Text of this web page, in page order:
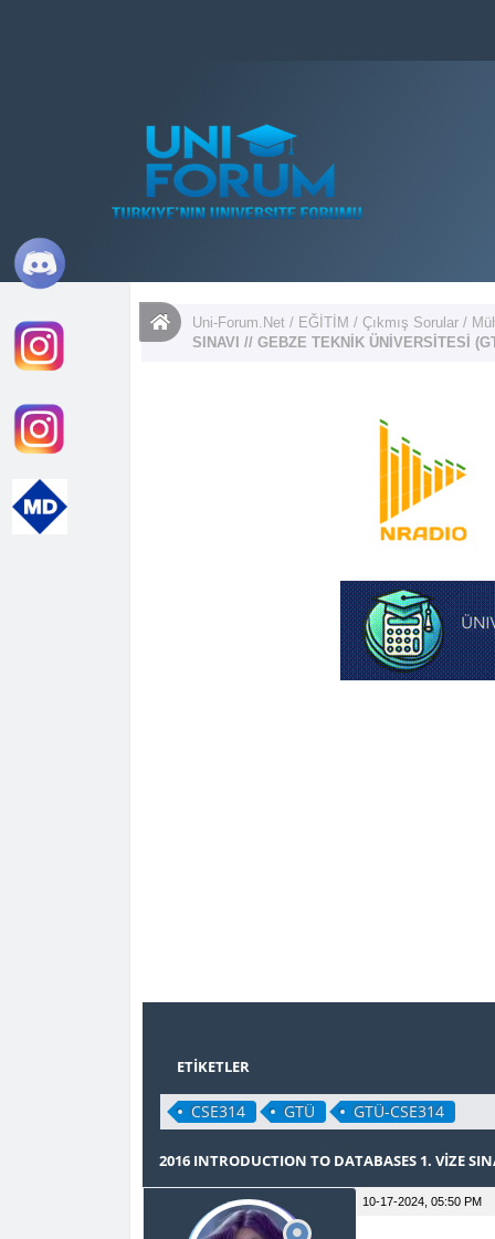
Uni-Forum.Net/ EĞİTİM / Çıkmış Sorular/
SINAVI // GEBZE TEKNİK ÜNİVERSİTESİ
ETIKETLER
CSE314 GTÜ GTÜ-CSE314
0 OY(LAR) - 0 ORTALAMA
2016 INTRODUCTION TO DATABASES 1. VİZE
10-17-2024, 05:50 PM